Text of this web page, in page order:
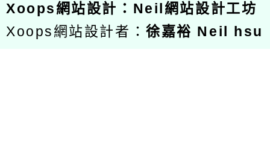
Xoops網站設計 ： Neil網站設計工坊
Xoops網站設計者：徐嘉裕 Neil hsu